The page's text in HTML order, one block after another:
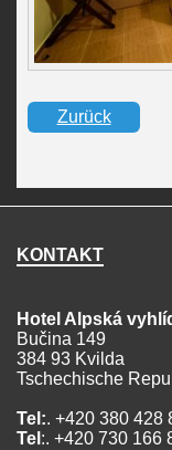
Zurück
KONTAKT
Hotel Alpská
Bučina 149
384 93 Kvilda
Tschechische
Tel:. +420 380 428
Tel :. +420 730 166